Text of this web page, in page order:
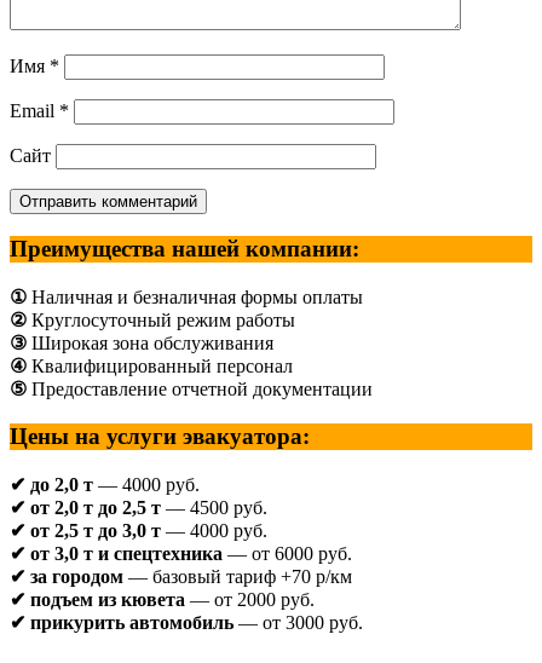
Имя *
Email *
Сайт
Преимущества нашей компании:
① Наличная и безналичная формы оплаты
② Круглосуточный режим работы
③ Широкая зона обслуживания
④ Квалифицированный персонал
⑤ Предоставление отчетной документации
Цены на услуги эвакуатора:
✔ до 2,0 т — 4000 руб.
✔ от 2,0 т до 2,5 т — 4500 руб.
✔ от 2,5 т до 3,0 т — 4000 руб.
✔ от 3,0 т и спецтехника — от 6000 руб.
✔ за городом — базовый тариф +70 р/км
✔ подъем из кювета — от 2000 руб.
✔ прикурить автомобиль — от 3000 руб.